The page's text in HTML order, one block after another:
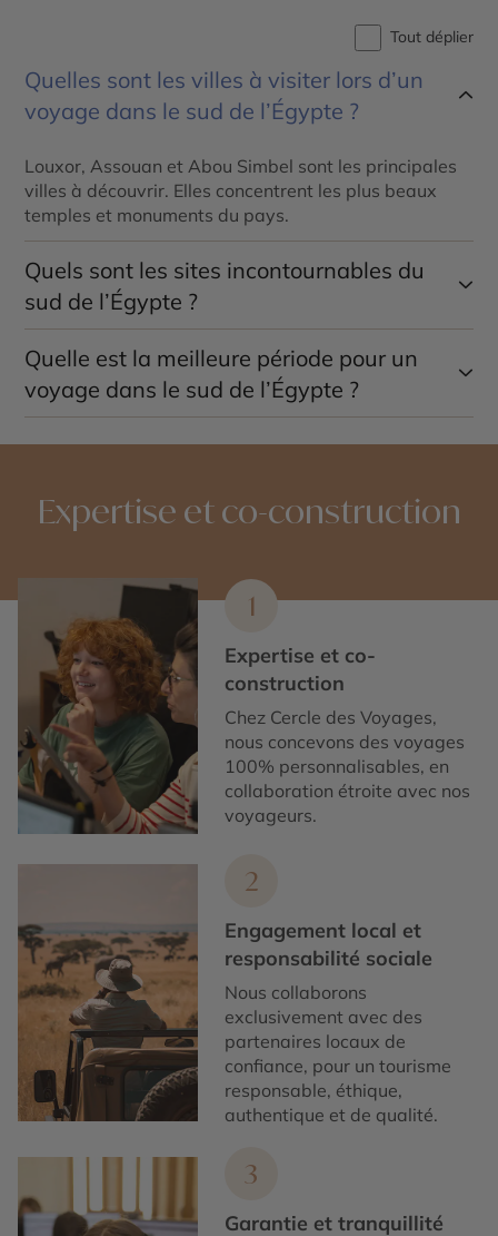
Tout déplier
Quelles sont les villes à visiter lors d’un
voyage dans le sud de l’Égypte ?
Louxor, Assouan et Abou Simbel sont les principales
villes à découvrir. Elles concentrent les plus beaux
temples et monuments du pays.
Quels sont les sites incontournables du
sud de l’Égypte ?
Le temple de Karnak, la Vallée des Rois, le temple de
Philae et les temples d’Abou Simbel sont les grands
incontournables d’un circuit dans le sud.
Quelle est la meilleure période pour un
voyage dans le sud de l’Égypte ?
La période idéale s’étend d’octobre à mars. Les
Expertise et co-construction
1
Expertise et co-
construction
Chez Cercle des Voyages,
nous concevons des voyages
100% personnalisables, en
collaboration étroite avec nos
voyageurs.
2
Engagement local et
responsabilité sociale
Nous collaborons
exclusivement avec des
partenaires locaux de
confiance, pour un tourisme
responsable, éthique,
authentique et de qualité.
3
Garantie et tranquillité